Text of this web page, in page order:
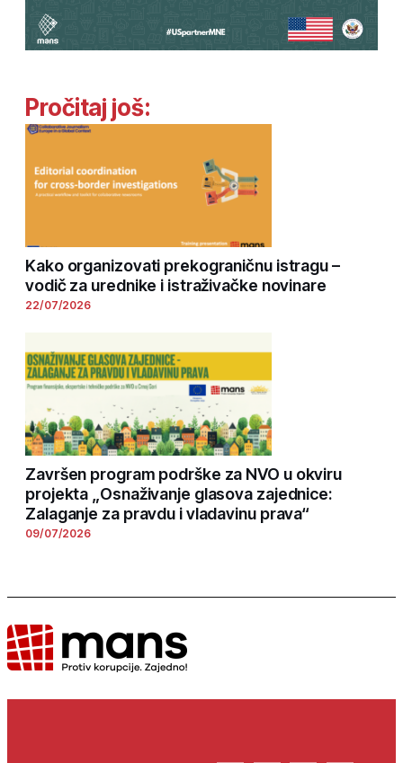
Pročitaj još:
Kako organizovati prekograničnu istragu –
vodič za urednike i istraživačke novinare
22/07/2026
Završen program podrške za NVO u okviru
projekta „Osnaživanje glasova zajednice:
Zalaganje za pravdu i vladavinu prava“
09/07/2026